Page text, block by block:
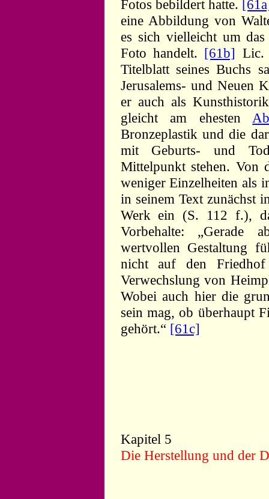
Fotos bebildert hatte.
eine Abbildung von
es sich vielleicht um
Foto handelt. [61b] Lic.
Titelblatt seines Buchs
Jerusalems- und Neuen
er auch als
gleicht am ehesten
Bronzeplastik und die
mit Geburts- und
Mittelpunkt stehen. Von
weniger Einzelheiten als
in seinem Text zunächst
Werk ein (S. 112 f.),
Vorbehalte: „Gerade
wertvollen Gestaltung
nicht auf den
Verwechslung von
Wobei auch hier die
sein mag, ob überhaupt
gehört.“ [61c]
Kapitel 5
Die Herstellung und der